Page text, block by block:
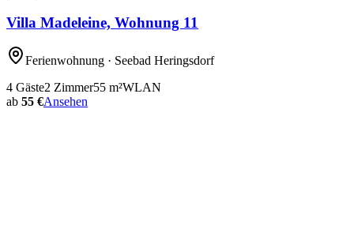
Villa Madeleine, Wohnung 11
Ferienwohnung · Seebad Heringsdorf
4 Gäste2 Zimmer55 m²WLAN
ab 55 €Ansehen